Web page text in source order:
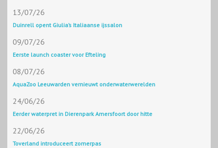
13/07/26
Duinrell opent Giulia’s Italiaanse ijssalon
09/07/26
Eerste launch coaster voor Efteling
08/07/26
AquaZoo Leeuwarden vernieuwt onderwaterwerelden
24/06/26
Eerder waterpret in Dierenpark Amersfoort door hitte
22/06/26
Toverland introduceert zomerpas